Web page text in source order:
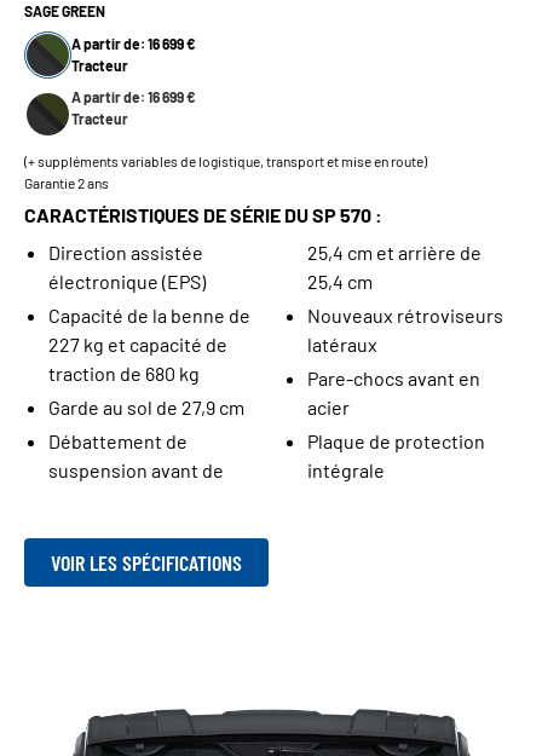
SAGE GREEN
A partir de: 16 699 €
Tracteur
A partir de: 16 699 €
Tracteur
(+ suppléments variables de logistique, transport et mise en route)
Garantie 2 ans
CARACTÉRISTIQUES DE SÉRIE DU SP 570 :
Direction assistée
électronique (EPS)
Capacité de la benne de
227 kg et capacité de
traction de 680 kg
Garde au sol de 27,9 cm
Débattement de
suspension avant de
25,4 cm et arrière de
25,4 cm
Nouveaux rétroviseurs
latéraux
Pare-chocs avant en
acier
Plaque de protection
intégrale
VOIR LES SPÉCIFICATIONS